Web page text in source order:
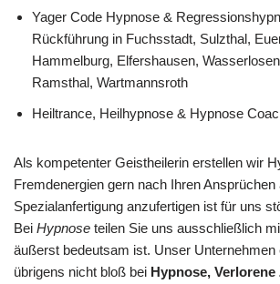
Yager Code Hypnose &
Rückführung in Fuchsstadt, Sulzthal,
Hammelburg, Elfershausen,
Ramsthal, Wartmannsroth
Heiltrance, Heilhypnose & Hypnose
Als kompetenter Geistheilerin erstellen wir
Fremdenergien gern nach Ihren Ansprüchen
Spezialanfertigung anzufertigen ist für uns
Bei Hypnose teilen Sie uns ausschließlich
äußerst bedeutsam ist. Unser Unternehmen
übrigens nicht bloß bei Hypnose,